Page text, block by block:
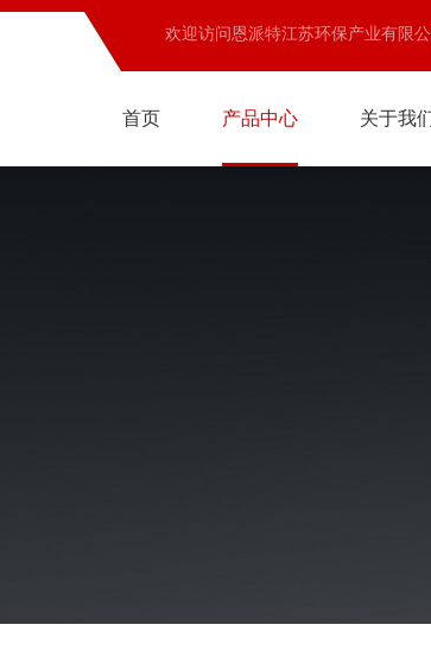
欢迎访问恩派特江苏环保产业有限
首页 产品中心 关于我